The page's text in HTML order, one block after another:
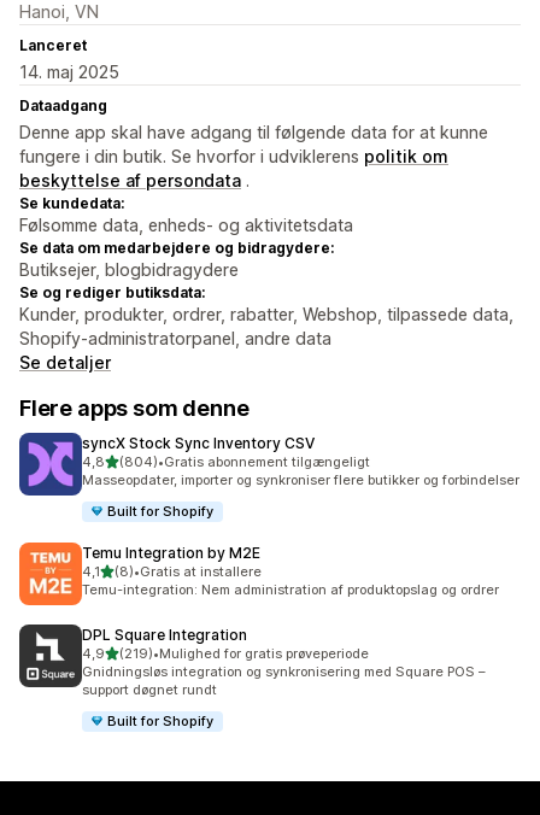
Hanoi, VN
Lanceret
14. maj 2025
Dataadgang
Denne app skal have adgang til følgende data for at kunne
fungere i din butik. Se hvorfor i udviklerens politik om
beskyttelse af persondata .
Se kundedata:
Følsomme data, enheds- og aktivitetsdata
Se data om medarbejdere og bidragydere:
Butiksejer, blogbidragydere
Se og rediger butiksdata:
Kunder, produkter, ordrer, rabatter, Webshop, tilpassede data,
Shopify-administratorpanel, andre data
Se detaljer
Flere apps som denne
syncX Stock Sync Inventory CSV
4,8ud af 5 stjerner
(804)
804 anmeldelser i alt
•Gratis abonnement tilgængeligt
Masseopdater, importer og synkroniser flere butikker og forbindelser
Built for Shopify
Temu Integration by M2E
4,1ud af 5 stjerner
(8)
8 anmeldelser i alt
•Gratis at installere
Temu-integration: Nem administration af produktopslag og ordrer
DPL Square Integration
4,9ud af 5 stjerner
(219)
219 anmeldelser i alt
•Mulighed for gratis prøveperiode
Gnidningsløs integration og synkronisering med Square POS –
support døgnet rundt
Built for Shopify